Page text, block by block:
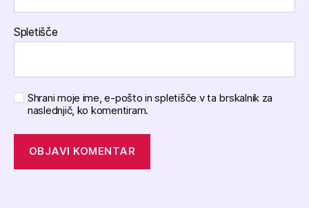
Spletišče
Shrani moje ime, e-pošto in spletišče v ta brskalnik za
naslednjič, ko komentiram.